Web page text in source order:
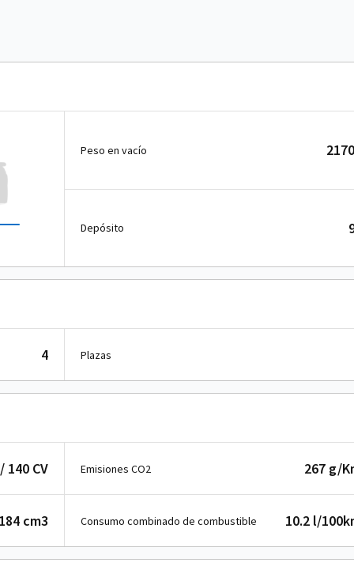
Peso en vacío
Depósito
4 Plazas
140 CV Emisiones CO2 267 g/
cm3 Consumo combinado de combustible 10.2 l/